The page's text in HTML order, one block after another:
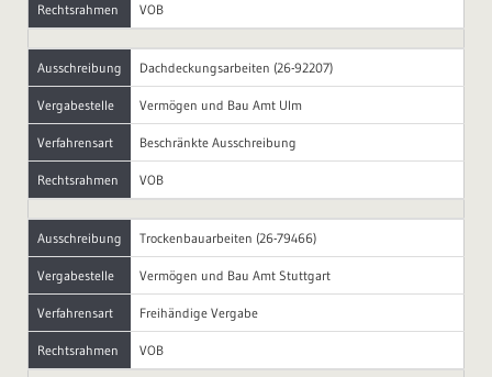
Rechtsrahmen VOB
Ausschreibung Dachdeckungsarbeiten (26-92207)
Vergabestelle Vermögen und Bau Amt Ulm
Verfahrensart Beschränkte Ausschreibung
Rechtsrahmen VOB
Ausschreibung Trockenbauarbeiten (26-79466)
Vergabestelle Vermögen und Bau Amt Stuttgart
Verfahrensart Freihändige Vergabe
Rechtsrahmen VOB